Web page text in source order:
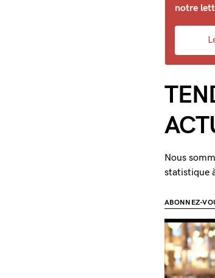
notre
Nous
statistique
ABONNEZ-